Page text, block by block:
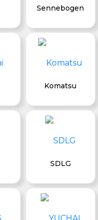
Sennebogen
Komatsu
SDLG